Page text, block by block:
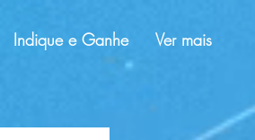
Indique e Ganhe Ver mais